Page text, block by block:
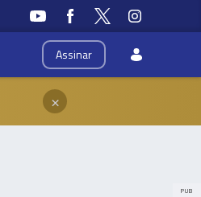
Assinar
×
PUB